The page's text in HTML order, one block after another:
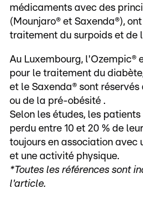
médicaments avec des
(Mounjaro® et Saxenda®),
traitement du surpoids et de
Au Luxembourg, l'Ozempic®
pour le traitement du
et le Saxenda® sont
ou de la pré-obésité .
Selon les études, les
perdu entre 10 et 20 % de
toujours en association avec
et une activité physique.
*Toutes les références sont
l'article.